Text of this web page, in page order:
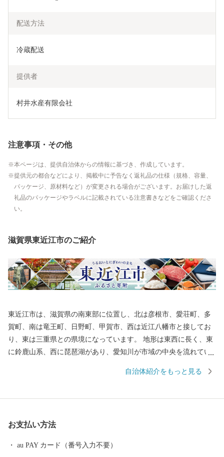
配送方法
冷蔵配送
提供者
村井水産有限会社
注意事項・その他
本ページは、提供自治体からの情報に基づき、作成しています。
提供元の都合などにより、掲載中に予告なく返礼品の仕様（規格、容量、
パッケージ、原材料など）が変更される場合がございます。お届けした返
礼品のパッケージやラベルに記載されている注意書きなどをご確認くださ
い。
滋賀県東近江市のご紹介
東近江市は、滋賀県の南東部に位置し、北は彦根市、愛荘町、多
賀町、南は竜王町、日野町、甲賀市、西は近江八幡市と接してお
り、東は三重県との県境になっています。 地形は東西に長く、東
に鈴鹿山系、西に琵琶湖があり、愛知川が市域の中央を流れてい
流域には平地や丘陵地が広がり、緑豊かな田園地帯を形成してい
市・長浜市・甲賀市・大津市に次いで県内で5番目に大きな市で
自治体紹介をもっと見る
お支払い方法
au PAY カード（番号入力不要）